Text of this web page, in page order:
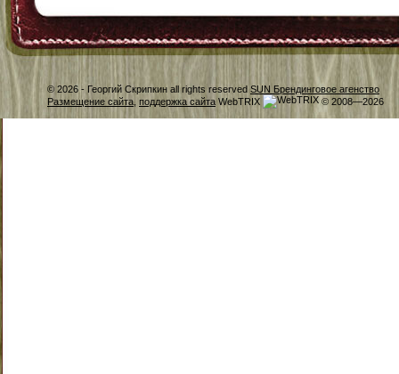
© 2026 - Георгий Скрипкин all rights reserved SUN Брендинговое агенство
Размещение сайта, поддержка сайта WebTRIX © 2008—2026